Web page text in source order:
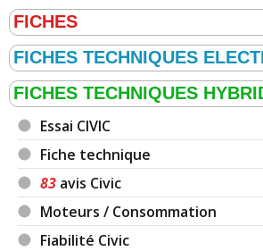
Essai CIVIC
Fiche technique
83 avis Civic
Moteurs / Consommation
Fiabilité Civic